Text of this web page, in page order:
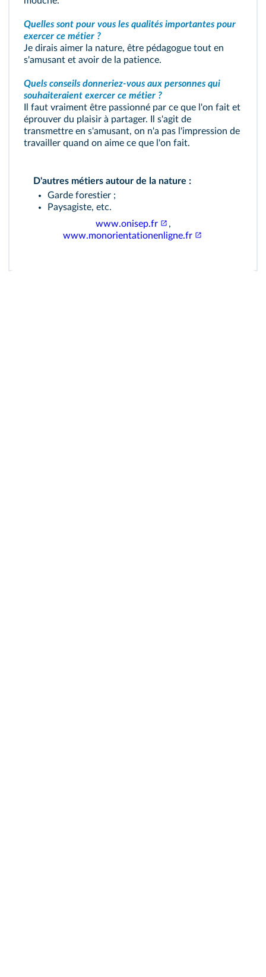
Quelles sont pour vous les qualités importantes pour
exercer ce métier ?
Je dirais aimer la nature, être pédagogue tout en
s'amusant et avoir de la patience.
Quels conseils donneriez-vous aux personnes qui
souhaiteraient exercer ce métier ?
Il faut vraiment être passionné par ce que l'on fait et
éprouver du plaisir à partager. Il s'agit de
transmettre en s'amusant, on n'a pas l'impression de
travailler quand on aime ce que l'on fait.
D'autres métiers autour de la nature :
Garde forestier ;
Paysagiste, etc.
www.onisep.fr
,
www.monorientationenligne.fr